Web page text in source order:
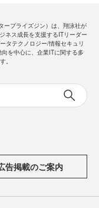
ープライズジン）は、翔泳社が
ネス成長を支援するITリーダー
タテクノロジー/情報セキュリ
を中心に、企業ITに関する多
。
告掲載のご案内